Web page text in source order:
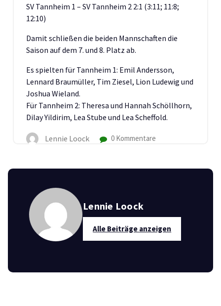
SV Tannheim 1 – SV Tannheim 2 2:1 (3:11; 11:8;
12:10)
Damit schließen die beiden Mannschaften die
Saison auf dem 7. und 8. Platz ab.
Es spielten für Tannheim 1: Emil Andersson,
Lennard Braumüller, Tim Ziesel, Lion Ludewig und
Joshua Wieland.
Für Tannheim 2: Theresa und Hannah Schöllhorn,
Dilay Yildirim, Lea Stube und Lea Scheffold.
Lennie Loock 0 Kommentare
Lennie Loock
Alle Beiträge anzeigen